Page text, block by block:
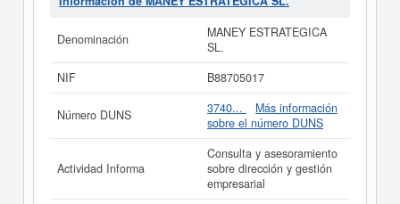
empresas y particulares. Está dentro de la categoría
CNAE 7020 - Otras actividades de consultoría de
ESTRATEGICA SL.
se encuentra en la clasificación SIC
contabiliza un total de 2 consultas. La última
visualización es del 23/06/2026. Esta empresa y otras
similiares pueden aspirar a algunas subvenciones.
Descubra a cuales desde aquí. Su capital se sitúa
alrededor de 0 a 3.100 €. El número de actos
publicados en el BORME sobre esta empresa es de 3 y
figura en el Registro Mercantil de Madrid.
Denominación
MANEY ESTRATEGICA
SL.
NIF
B88705017
Número DUNS 3740...
Más información
sobre el número DUNS
Actividad Informa
Consulta y asesoramiento
sobre dirección y gestión
empresarial